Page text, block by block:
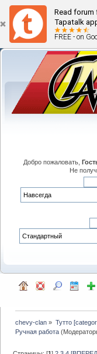
Read forum
Tapatalk
FREE - on
Добро пожаловать,
Не
chevy-clan » Тутто
Ручная работа